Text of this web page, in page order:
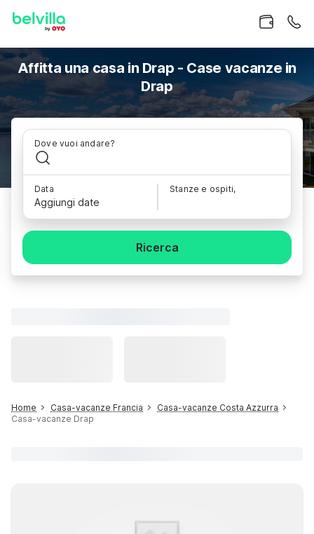
Affitta una casa in Drap - Case vacanze in
Drap
Dove vuoi andare?
Data
Aggiungi date
Stanze e ospiti,
Ricerca
Home Casa-vacanze Francia
Casa-vacanze Costa Azzurra
Casa-vacanze Drap